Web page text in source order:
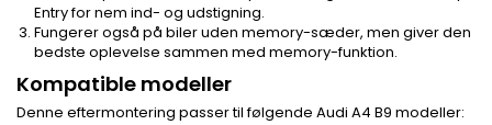
Entry for nem ind- og udstigning.
Fungerer også på biler uden memory-sæder, men giver den
bedste oplevelse sammen med memory-funktion.
Kompatible modeller
Denne eftermontering passer til følgende Audi A4 B9 modeller: